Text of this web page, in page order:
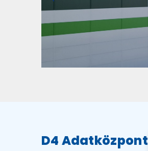
D4 Adatközpont